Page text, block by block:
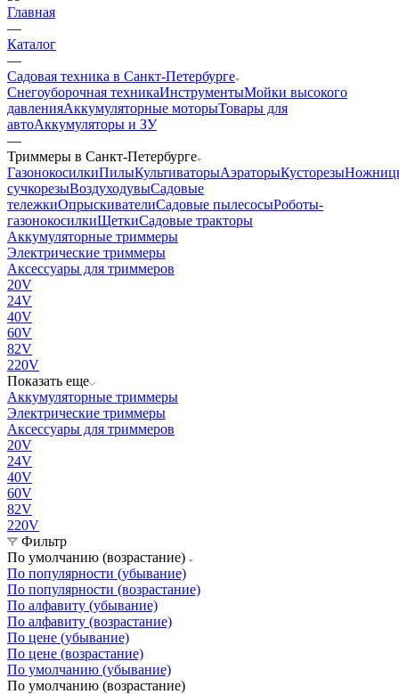
Главная
—
Каталог
—
Садовая техника в Санкт-Петербурге
Снегоуборочная техникаИнструментыМойки высокого
давленияАккумуляторные моторыТовары для
автоАккумуляторы и ЗУ
—
Триммеры в Санкт-Петербурге
ГазонокосилкиПилыКультиваторыАэраторыКусторезы
сучкорезыВоздуходувыСадовые
тележкиОпрыскивателиСадовые пылесосыРоботы-
газонокосилкиЩеткиСадовые тракторы
Аккумуляторные триммеры
Электрические триммеры
Аксессуары для триммеров
20V
24V
40V
60V
82V
220V
Показать еще
Аккумуляторные триммеры
Электрические триммеры
Аксессуары для триммеров
20V
24V
40V
60V
82V
220V
Фильтр
По умолчанию (возрастание)
По популярности (убывание)
По популярности (возрастание)
По алфавиту (убывание)
По алфавиту (возрастание)
По цене (убывание)
По цене (возрастание)
По умолчанию (убывание)
По умолчанию (возрастание)